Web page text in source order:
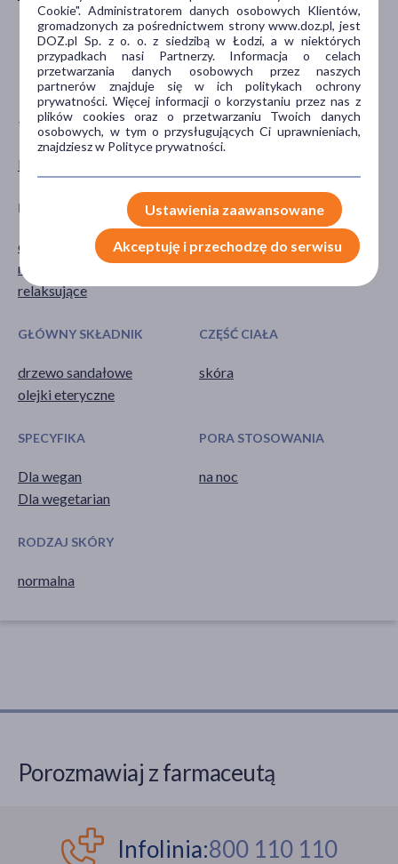
20+
30+
40+
pokaż więcej ...
TYP PRODUKTU
Kosmetyk
POSTAĆ
DZIAŁANIE/WŁAŚCIWOŚCI
odżywcze
regenerujące
relaksujące
PROBLEM
zmęczenie
GŁÓWNY SKŁADNIK
drzewo sandałowe
olejki eteryczne
CZĘŚĆ CIAŁA
skóra
SPECYFIKA
Dla wegan
Dla wegetarian
PORA STOSOWANIA
na noc
RODZAJ SKÓRY
normalna
Porozmawiaj z farmaceutą
Infolinia:800 110 110
Cookie". Administratorem danych osobowych Klientów,
gromadzonych za pośrednictwem strony www.doz.pl, jest
DOZ.pl Sp. z o. o. z siedzibą w Łodzi, a w niektórych
przypadkach nasi Partnerzy. Informacja o celach
przetwarzania danych osobowych przez naszych
partnerów znajduje się w ich politykach ochrony
prywatności. Więcej informacji o korzystaniu przez nas z
plików cookies oraz o przetwarzaniu Twoich danych
osobowych, w tym o przysługujących Ci uprawnieniach,
znajdziesz w Polityce prywatności.
Ustawienia zaawansowane
Akceptuję i przechodzę do serwisu